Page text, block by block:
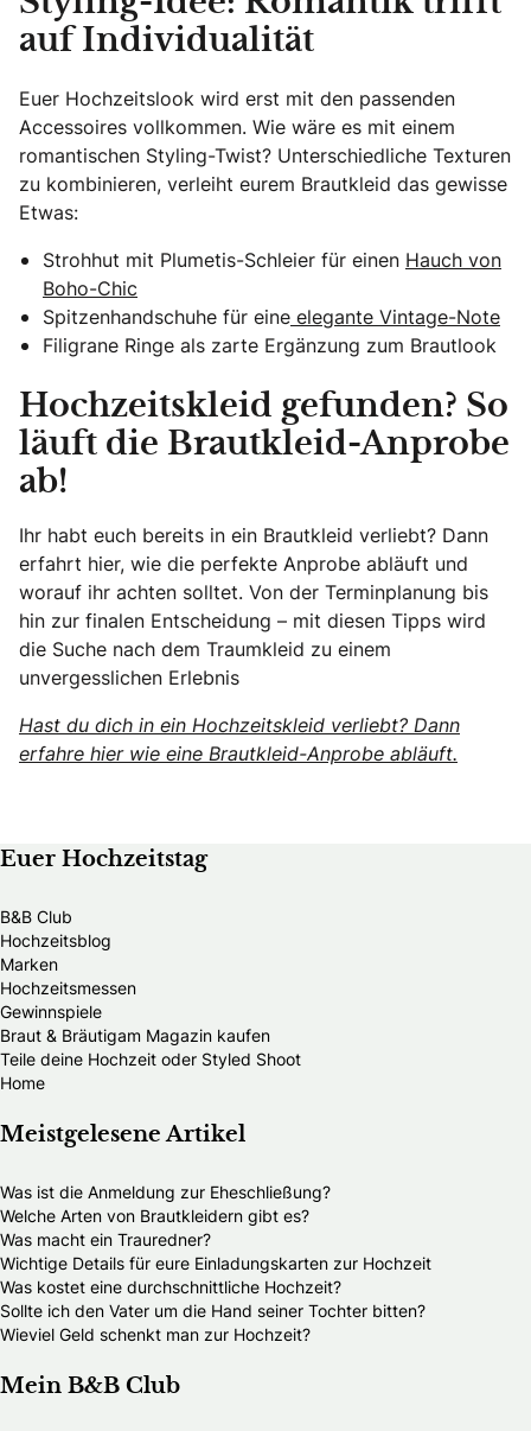
auf Individualität
Euer Hochzeitslook wird erst mit den passenden
Accessoires vollkommen. Wie wäre es mit einem
romantischen Styling-Twist? Unterschiedliche Texturen
zu kombinieren, verleiht eurem Brautkleid das gewisse
Etwas:
Strohhut mit Plumetis-Schleier für einen Hauch von
Boho-Chic
Spitzenhandschuhe für eine elegante Vintage-Note
Filigrane Ringe als zarte Ergänzung zum Brautlook
Hochzeitskleid gefunden? So
läuft die Brautkleid-Anprobe
ab!
Ihr habt euch bereits in ein Brautkleid verliebt? Dann
erfahrt hier, wie die perfekte Anprobe abläuft und
worauf ihr achten solltet. Von der Terminplanung bis
hin zur finalen Entscheidung – mit diesen Tipps wird
die Suche nach dem Traumkleid zu einem
unvergesslichen Erlebnis
Hast du dich in ein Hochzeitskleid verliebt? Dann
erfahre hier wie eine Brautkleid-Anprobe abläuft.
Euer Hochzeitstag
B&B Club
Hochzeitsblog
Marken
Hochzeitsmessen
Gewinnspiele
Braut & Bräutigam Magazin kaufen
Teile deine Hochzeit oder Styled Shoot
Home
Meistgelesene Artikel
Was ist die Anmeldung zur Eheschließung?
Welche Arten von Brautkleidern gibt es?
Was macht ein Trauredner?
Wichtige Details für eure Einladungskarten zur Hochzeit
Was kostet eine durchschnittliche Hochzeit?
Sollte ich den Vater um die Hand seiner Tochter bitten?
Wieviel Geld schenkt man zur Hochzeit?
Mein B&B Club